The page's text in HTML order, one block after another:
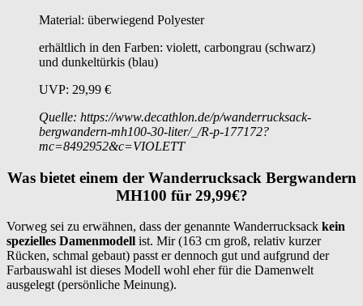
Material: überwiegend Polyester
erhältlich in den Farben: violett, carbongrau (schwarz)
und dunkeltürkis (blau)
UVP: 29,99 €
Quelle: https://www.decathlon.de/p/wanderrucksack-
bergwandern-mh100-30-liter/_/R-p-177172?
mc=8492952&c=VIOLETT
Was bietet einem der Wanderrucksack Bergwandern
MH100 für 29,99€?
Vorweg sei zu erwähnen, dass der genannte Wanderrucksack kein
spezielles Damenmodell ist. Mir (163 cm groß, relativ kurzer
Rücken, schmal gebaut) passt er dennoch gut und aufgrund der
Farbauswahl ist dieses Modell wohl eher für die Damenwelt
ausgelegt (persönliche Meinung).